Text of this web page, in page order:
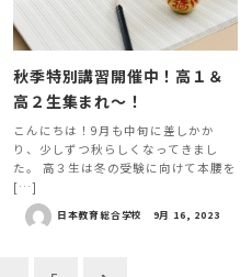
秋季特別講習開催中！高１＆
高２生集まれ～！
こんにちは！9月も中旬に差しかか
り、少しずつ秋らしくなってきまし
た。 高３生は冬の受験に向けて本腰を
[…]
日本教育総合学校 9月 16, 2023